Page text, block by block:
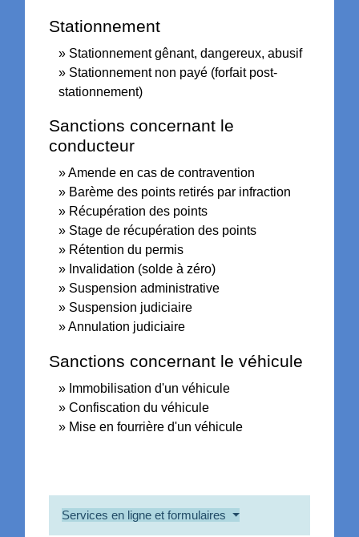
Stationnement
Stationnement gênant, dangereux, abusif
Stationnement non payé (forfait post-
stationnement)
Sanctions concernant le
conducteur
Amende en cas de contravention
Barème des points retirés par infraction
Récupération des points
Stage de récupération des points
Rétention du permis
Invalidation (solde à zéro)
Suspension administrative
Suspension judiciaire
Annulation judiciaire
Sanctions concernant le véhicule
Immobilisation d'un véhicule
Confiscation du véhicule
Mise en fourrière d'un véhicule
Services en ligne et formulaires